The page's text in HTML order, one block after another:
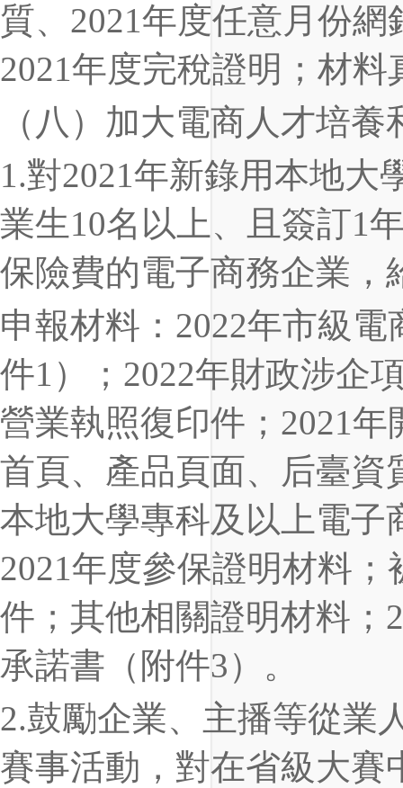
質、2021年度任意月份
2021年度完稅證明；材
（八）加大電商人才培養
1.對2021年新錄用本地大
業生10名以上、且簽訂1
保險費的電子商務企業，
申報材料：2022年市級
件1）；2022年財政涉企
營業執照復印件；2021
首頁、產品頁面、后臺資
本地大學專科及以上電子
2021年度參保證明材料
件；其他相關證明材料；
承諾書（附件3）。
2.鼓勵企業、主播等從業
賽事活動，對在省級大賽